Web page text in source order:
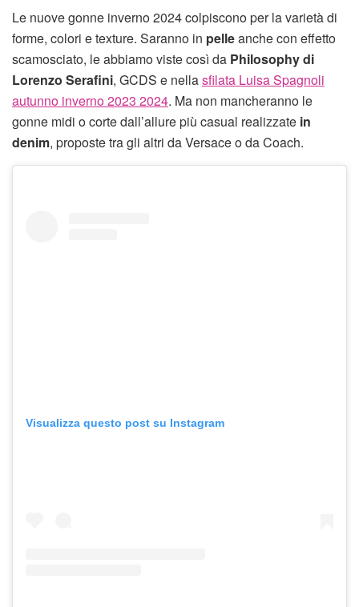
Le nuove gonne inverno 2024 colpiscono per la varietà di
forme, colori e texture. Saranno in pelleanche con effetto
scamosciato, le abbiamo viste così da Philosophy di
Lorenzo Serafini, GCDS e nellasfilata Luisa Spagnoli
autunno inverno 2023 2024. Ma non mancheranno le
gonne midi o corte dall’allure più casual realizzate in
denim, proposte tra gli altri da Versace o da Coach.
Visualizza questo post su Instagram